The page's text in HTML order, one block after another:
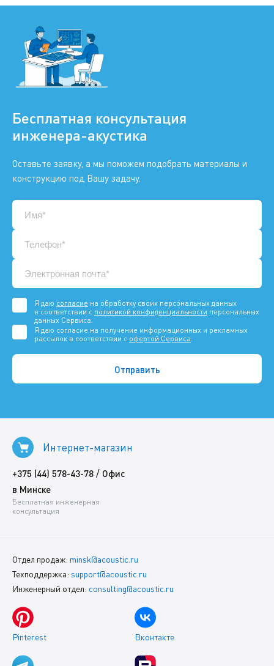
Бесплатная консультация
инженера-акустика
Оставьте заявку, а мы поможем подобрать материалы и
конструкцию под Вашу задачу.
Я даю согласие на обработку своих персональных данных
в соответствии с политикой конфиденциальности персональных
данных Сервиса.
Я даю согласие на получение информационных и рекламных
рассылок в соответствии с офертой Сервиса.
Интернет-магазин
+375 (44) 578-43-78 / Офис
в Минске
Бесплатная инженерная
консультация
Отдел продаж: minsk@acoustic.ru
Техподдержка: support@acoustic.ru
Инженерный отдел: consulting@acoustic.ru
Pinterest Вконтакте